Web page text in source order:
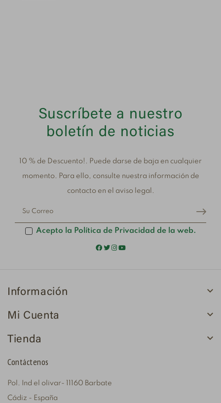
Suscríbete a nuestro
boletín de noticias
10 % de Descuento!. Puede darse de baja en cualquier
momento. Para ello, consulte nuestra información de
contacto en el aviso legal.
Acepto la Política de Privacidad de la web.
Información 
Mi Cuenta 
Tienda 
Contáctenos
Pol. Ind el olivar- 11160 Barbate
Cádiz - España